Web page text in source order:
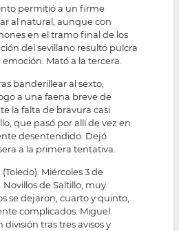
permitió a un firme
al natural, aunque con
en el tramo final de los
del sevillano resultó pulcra
Mató a la tercera.
banderillear al sexto,
a una faena breve de
la falta de bravura casi
que pasó por allí de vez en
desentendido. Dejó
a la primera tentativa.
Miércoles 3 de
de Saltillo, muy
se dejaron, cuarto y quinto,
complicados. Miguel
división tras tres avisos y